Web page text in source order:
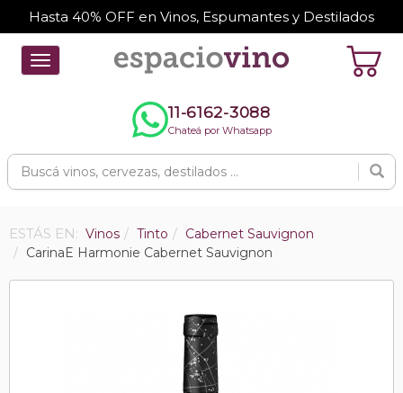
Hasta 40% OFF en Vinos, Espumantes y Destilados
Toggle
navigation
11-6162-3088
Chateá por Whatsapp
ESTÁS EN: Vinos Tinto
Cabernet Sauvignon
CarinaE Harmonie Cabernet Sauvignon